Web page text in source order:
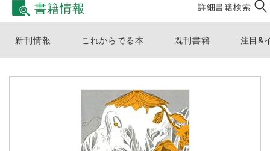
書籍情報 詳細書籍検索
新刊情報 これからでる本 既刊書籍 注目&